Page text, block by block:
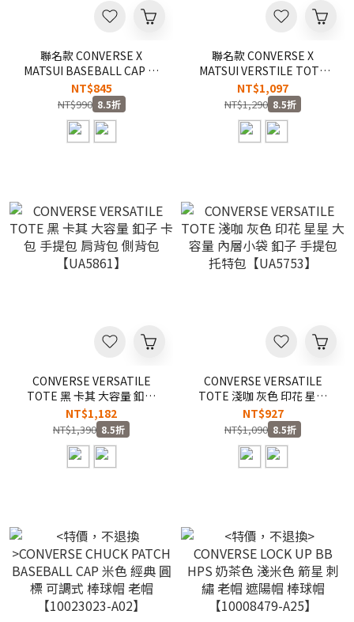
聯名款 CONVERSE X
MATSUI BASEBALL CAP 藍
白 松井龍哉 插畫 小狗 可調
式 棒球帽 老帽【UA5981】
CONMATSUI
NT$845
NT$990 8.5折
聯名款 CONVERSE X
MATSUI VERSTILE TOTE
藍 黑 松井龍哉 插畫 小狗 側
背包 托特包 肩背包
【UA5983】CONMATSUI
NT$1,097
NT$1,290 8.5折
CONVERSE VERSATILE
TOTE 黑 卡其 大容量 釦子
卡包 手提包 肩背包 側背包
【UA5861】
NT$1,182
NT$1,390 8.5折
CONVERSE VERSATILE
TOTE 淺咖 灰色 印花 星星
大容量 內層小袋 釦子 手提包
托特包【UA5753】
NT$927
NT$1,090 8.5折